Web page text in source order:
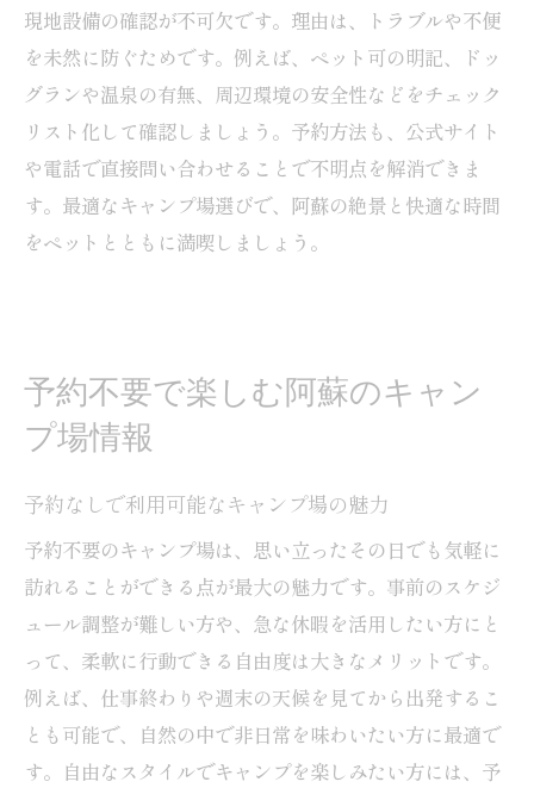
現地設備の確認が不可欠です。理由は、トラブルや不便
を未然に防ぐためです。例えば、ペット可の明記、ドッ
グランや温泉の有無、周辺環境の安全性などをチェック
リスト化して確認しましょう。予約方法も、公式サイト
や電話で直接問い合わせることで不明点を解消できま
す。最適なキャンプ場選びで、阿蘇の絶景と快適な時間
をペットとともに満喫しましょう。
予約不要で楽しむ阿蘇のキャン
プ場情報
予約なしで利用可能なキャンプ場の魅力
予約不要のキャンプ場は、思い立ったその日でも気軽に
訪れることができる点が最大の魅力です。事前のスケジ
ュール調整が難しい方や、急な休暇を活用したい方にと
って、柔軟に行動できる自由度は大きなメリットです。
例えば、仕事終わりや週末の天候を見てから出発するこ
とも可能で、自然の中で非日常を味わいたい方に最適で
す。自由なスタイルでキャンプを楽しみたい方には、予